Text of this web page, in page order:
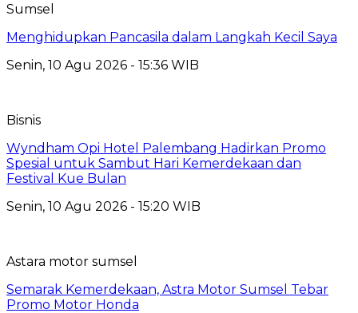
Sumsel
Menghidupkan Pancasila dalam Langkah Kecil Saya
Senin, 10 Agu 2026 - 15:36 WIB
Bisnis
Wyndham Opi Hotel Palembang Hadirkan Promo
Spesial untuk Sambut Hari Kemerdekaan dan
Festival Kue Bulan
Senin, 10 Agu 2026 - 15:20 WIB
Astara motor sumsel
Semarak Kemerdekaan, Astra Motor Sumsel Tebar
Promo Motor Honda